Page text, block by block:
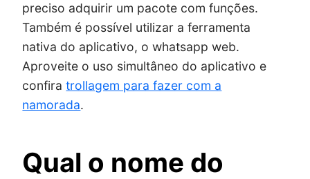
preciso adquirir um pacote com funções.
Também é possível utilizar a ferramenta
nativa do aplicativo, o whatsapp web.
Aproveite o uso simultâneo do aplicativo e
confiratrollagem para fazer com a
namorada.
Qual o nome do